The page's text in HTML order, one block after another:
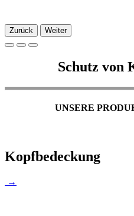
Zurück Weiter
Schutz von
UNSERE
Kopfbedeckung
→